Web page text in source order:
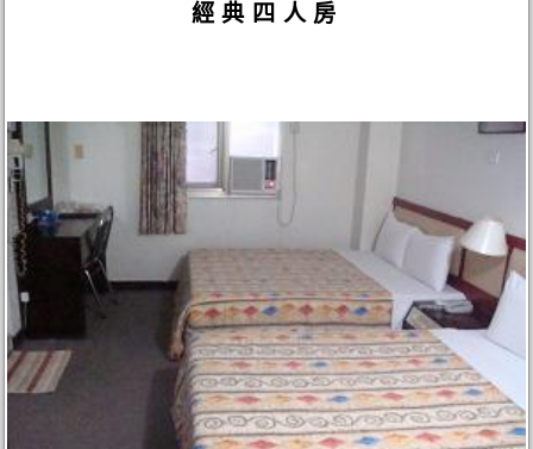
經典四人房